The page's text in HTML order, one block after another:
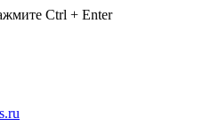
Ctrl + Enter